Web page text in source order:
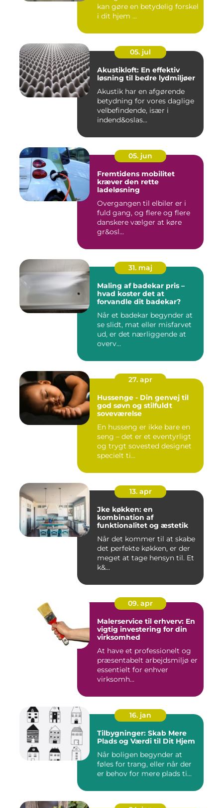
kan gøre en betydelig forskel
i dit hjem ...
05. jul
Akustikloft: En effektiv
løsning til bedre lydmiljøer
Akustik har en afgørende
betydning for vores daglige
velbefindende, især i
indend&oslas...
05. jun
Fremtidens mobilitet
kræver den rette
ladeløsning
Overgangen til elbiler er i
fuld gang, og flere og flere
danskere vælger at køre
gr&osl...
31. maj
Maling af badekar pris –
hvad koster det at
forvandle dit badekar?
Når et badekar begynder at
se slidt, mat eller misfarvet
ud, er det nærliggende at
overv...
27. apr
Hussenge - Din genvej til
god søvn og stilfuldt
soveværelse
En husseng er ikke bare en
seng – det er et eventyrligt
og trygt sovested designet
specielt ti...
13. apr
Jke køkken: en
kombination af
funktionalitet og æstetik
Når det kommer til at skabe
det perfekte køkken, er der
meget at tage hensyn til. Et
k&...
09. apr
Malerservice til erhverv: En
vigtig investering for din
virksomhed
At have et professionelt og
præsentabelt arbejdsmiljø er
essentielt for enhver
virksomh...
16. jan
Tilbygninger: Skab Mere
Plads og Værdi til Dit Hjem
Når boligen begynder at
føles for trang, eller når der
er behov for mere plads ti...